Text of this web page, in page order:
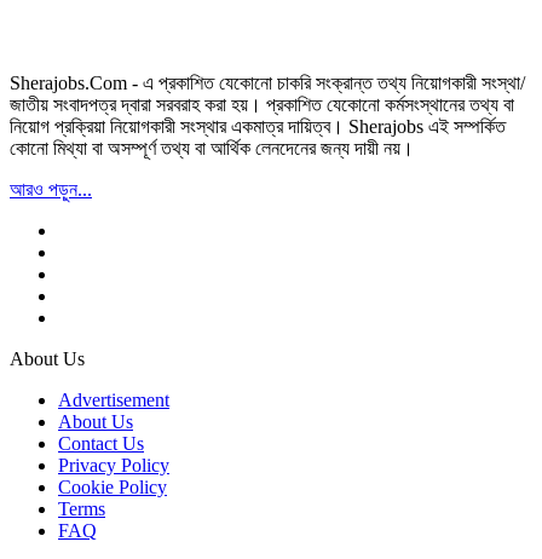
Sherajobs.Com - এ প্রকাশিত যেকোনো চাকরি সংক্রান্ত তথ্য নিয়োগকারী সংস্থা/
জাতীয় সংবাদপত্র দ্বারা সরবরাহ করা হয়। প্রকাশিত যেকোনো কর্মসংস্থানের তথ্য বা
নিয়োগ প্রক্রিয়া নিয়োগকারী সংস্থার একমাত্র দায়িত্ব। Sherajobs এই সম্পর্কিত
কোনো মিথ্যা বা অসম্পূর্ণ তথ্য বা আর্থিক লেনদেনের জন্য দায়ী নয়।
আরও পড়ুন...
About Us
Advertisement
About Us
Contact Us
Privacy Policy
Cookie Policy
Terms
FAQ